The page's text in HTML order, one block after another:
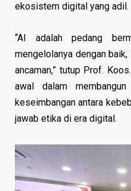
ekosistem digital yang adil.
“AI adalah pedang
mengelolanya dengan
ancaman,” tutup Prof.
awal dalam
keseimbangan antara
jawab etika di era digital.